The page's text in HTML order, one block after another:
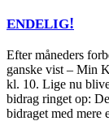
ENDELIG!
Efter måne­ders
gan­ske vist – Min
kl. 10. Lige nu
bidrag rin­get op:
bidra­get med mere